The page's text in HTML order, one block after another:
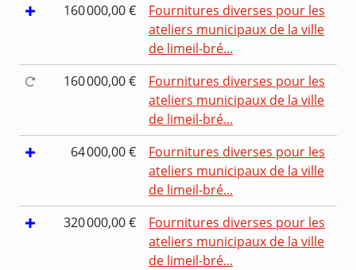
160 000,00 €
Fournitures diverses pour les
ateliers municipaux de la ville
de limeil-bré...
160 000,00 €
Fournitures diverses pour les
ateliers municipaux de la ville
de limeil-bré...
64 000,00 €
Fournitures diverses pour les
ateliers municipaux de la ville
de limeil-bré...
320 000,00 €
Fournitures diverses pour les
ateliers municipaux de la ville
de limeil-bré...